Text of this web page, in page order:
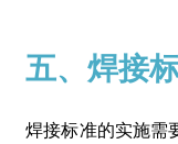
五、焊接
焊接标准的实施需